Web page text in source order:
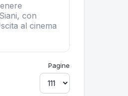
con
al cinema
Pagine